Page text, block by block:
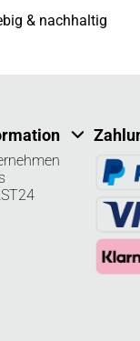
& nachhaltig